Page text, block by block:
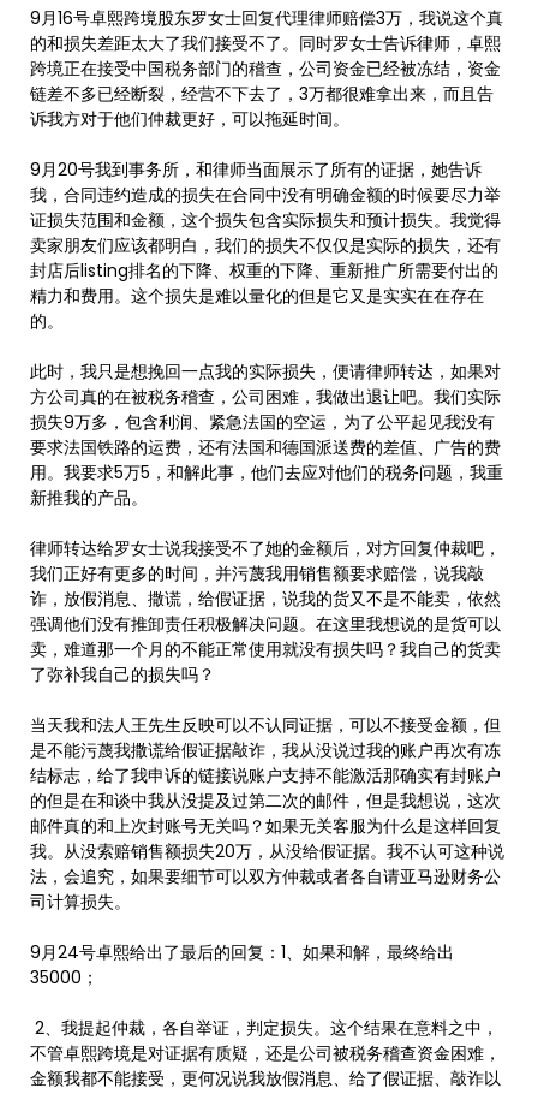
9月16号卓熙跨境股东罗女士回复代理律师赔偿3万，我说这个真
的和损失差距太大了我们接受不了。同时罗女士告诉律师，卓熙
跨境正在接受中国税务部门的稽查，公司资金已经被冻结，资金
链差不多已经断裂，经营不下去了，3万都很难拿出来，而且告
诉我方对于他们仲裁更好，可以拖延时间。
9月20号我到事务所，和律师当面展示了所有的证据，她告诉
我，合同违约造成的损失在合同中没有明确金额的时候要尽力举
证损失范围和金额，这个损失包含实际损失和预计损失。我觉得
卖家朋友们应该都明白，我们的损失不仅仅是实际的损失，还有
封店后listing排名的下降、权重的下降、重新推广所需要付出的
精力和费用。这个损失是难以量化的但是它又是实实在在存在
的。
此时，我只是想挽回一点我的实际损失，便请律师转达，如果对
方公司真的在被税务稽查，公司困难，我做出退让吧。我们实际
损失9万多，包含利润、紧急法国的空运，为了公平起见我没有
要求法国铁路的运费，还有法国和德国派送费的差值、广告的费
用。我要求5万5，和解此事，他们去应对他们的税务问题，我重
新推我的产品。
律师转达给罗女士说我接受不了她的金额后，对方回复仲裁吧，
我们正好有更多的时间，并污蔑我用销售额要求赔偿，说我敲
诈，放假消息、撒谎，给假证据，说我的货又不是不能卖，依然
强调他们没有推卸责任积极解决问题。在这里我想说的是货可以
卖，难道那一个月的不能正常使用就没有损失吗？我自己的货卖
了弥补我自己的损失吗？
当天我和法人王先生反映可以不认同证据，可以不接受金额，但
是不能污蔑我撒谎给假证据敲诈，我从没说过我的账户再次有冻
结标志，给了我申诉的链接说账户支持不能激活那确实有封账户
的但是在和谈中我从没提及过第二次的邮件，但是我想说，这次
邮件真的和上次封账号无关吗？如果无关客服为什么是这样回复
我。从没索赔销售额损失20万，从没给假证据。我不认可这种说
法，会追究，如果要细节可以双方仲裁或者各自请亚马逊财务公
司计算损失。
9月24号卓熙给出了最后的回复：1、如果和解，最终给出
35000；
2、我提起仲裁，各自举证，判定损失。这个结果在意料之中，
不管卓熙跨境是对证据有质疑，还是公司被税务稽查资金困难，
金额我都不能接受，更何况说我放假消息、给了假证据、敲诈以